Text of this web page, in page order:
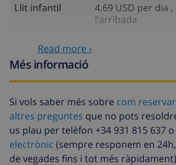
Llit infantil
4,69 USD per dia ,
l’arribada
companyia
Arribada amb
retard
58,64 USD , A
Llit extra
14,07 USD per
l’arribada
Read more ›
Més informació
Si vols saber més sobre com
altres preguntes que no pots
us plau per telèfon +34 931 815 637 o
electrònic (sempre responem en
de vegades fins i tot més